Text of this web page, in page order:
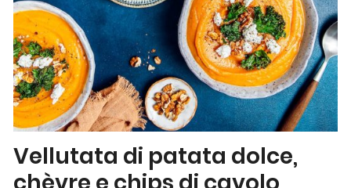
Vellutata di patata dolce,